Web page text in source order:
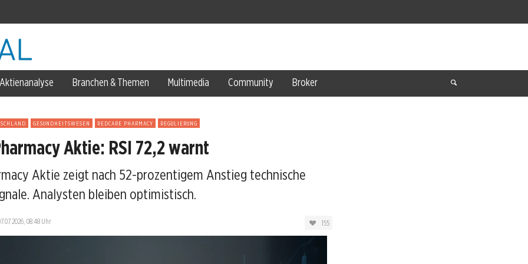
Aktienanalyse Branchen & Themen Multimedia Community Broker
GESUNDHEITSWESEN REDCARE PHARMACY REGULIERUNG
Aktie: RSI 72,2 warnt
Aktie zeigt nach 52-prozentigem Anstieg technische
Analysten bleiben optimistisch.
08:48 Uhr 155